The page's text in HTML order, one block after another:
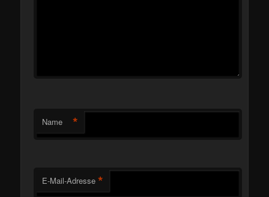
Name *
E-Mail-Adresse *